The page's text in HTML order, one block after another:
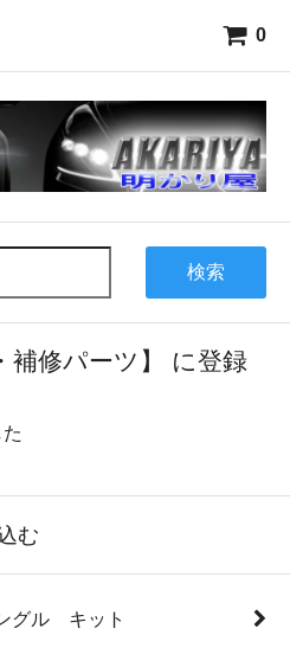
0
検索
補修パーツ】 に登録
む
グル キット